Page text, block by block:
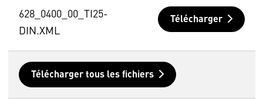
628_0400_00_TI25-
DIN.XML
Télécharger
Télécharger tous les fichiers